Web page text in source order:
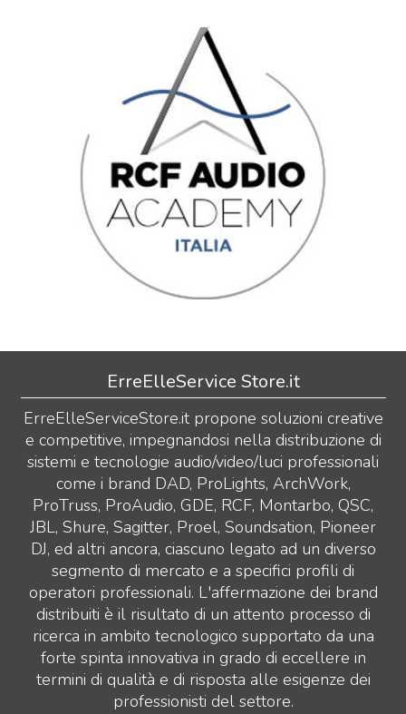
ErreElleService Store.it
ErreElleServiceStore.it propone soluzioni creative
e competitive, impegnandosi nella distribuzione di
sistemi e tecnologie audio/video/luci professionali
come i brand DAD, ProLights, ArchWork,
ProTruss, ProAudio, GDE, RCF, Montarbo, QSC,
JBL, Shure, Sagitter, Proel, Soundsation, Pioneer
DJ, ed altri ancora, ciascuno legato ad un diverso
segmento di mercato e a specifici profili di
operatori professionali. L'affermazione dei brand
distribuiti è il risultato di un attento processo di
ricerca in ambito tecnologico supportato da una
forte spinta innovativa in grado di eccellere in
termini di qualità e di risposta alle esigenze dei
professionisti del settore.